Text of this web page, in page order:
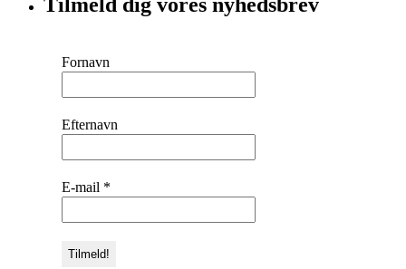
Fornavn
Efternavn
E-mail *